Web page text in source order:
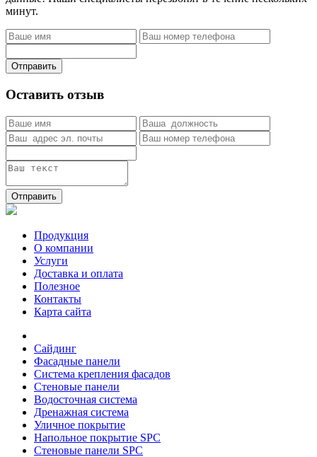
минут.
Отправить
Оставить отзыв
Отправить
Продукция
О компании
Услуги
Доставка и оплата
Полезное
Контакты
Карта сайта
Сайдинг
Фасадные панели
Система крепления фасадов
Стеновые панели
Водосточная система
Дренажная система
Уличное покрытие
Напольное покрытие SPC
Стеновые панели SPC